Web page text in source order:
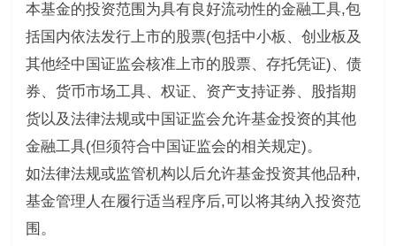
本基金的投资范围为具有良好流动性的金融工具,包
括国内依法发行上市的股票(包括中小板、创业板及
其他经中国证监会核准上市的股票、存托凭证)、债
券、货币市场工具、权证、资产支持证券、股指期
货以及法律法规或中国证监会允许基金投资的其他
金融工具(但须符合中国证监会的相关规定)。
如法律法规或监管机构以后允许基金投资其他品种,
基金管理人在履行适当程序后,可以将其纳入投资范
围。